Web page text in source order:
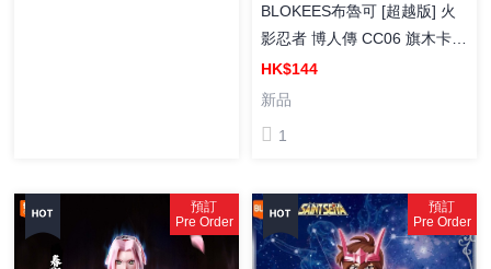
BLOKEES布魯可 [超越版] 火
影忍者 博人傳 CC06 旗木卡卡
西 組裝模型
HK$144
新品
1
預訂
Pre Order
預訂
Pre Order